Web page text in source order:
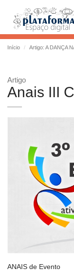
Início Artigo: A DANÇA
Artigo
Anais III
ANAIS de Evento